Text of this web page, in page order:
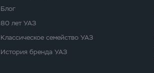
Блог
80 лет УАЗ
Классическое семейство УАЗ
История бренда УАЗ